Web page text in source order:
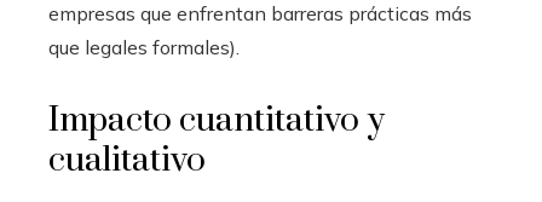
empresas que enfrentan barreras prácticas más
que legales formales).
Impacto cuantitativo y
cualitativo